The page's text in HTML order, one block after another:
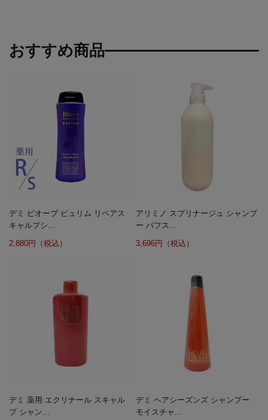
おすすめ商品
デミ ビオーブ ピュリム リペアス
キャルプシ...
2,880円（税込）
アリミノ スプリナージュ シャンプ
ー パフス...
3,696円（税込）
デミ 薬用 エクリナール スキャル
プ シャン...
デミ ヘアシーズンズ シャンプー
モイスチャ...